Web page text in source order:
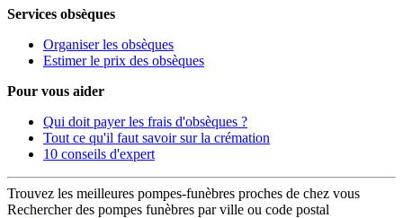
Services obsèques
Organiser les obsèques
Estimer le prix des obsèques
Pour vous aider
Qui doit payer les frais d'obsèques ?
Tout ce qu'il faut savoir sur la crémation
10 conseils d'expert
Trouvez les meilleures pompes-funèbres proches de chez vous
Rechercher des pompes funèbres par ville ou code postal